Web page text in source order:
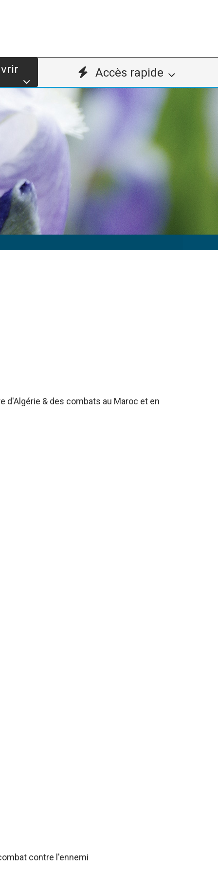
Accès rapide
d'Algérie & des combats au Maroc et en
contre l'ennemi